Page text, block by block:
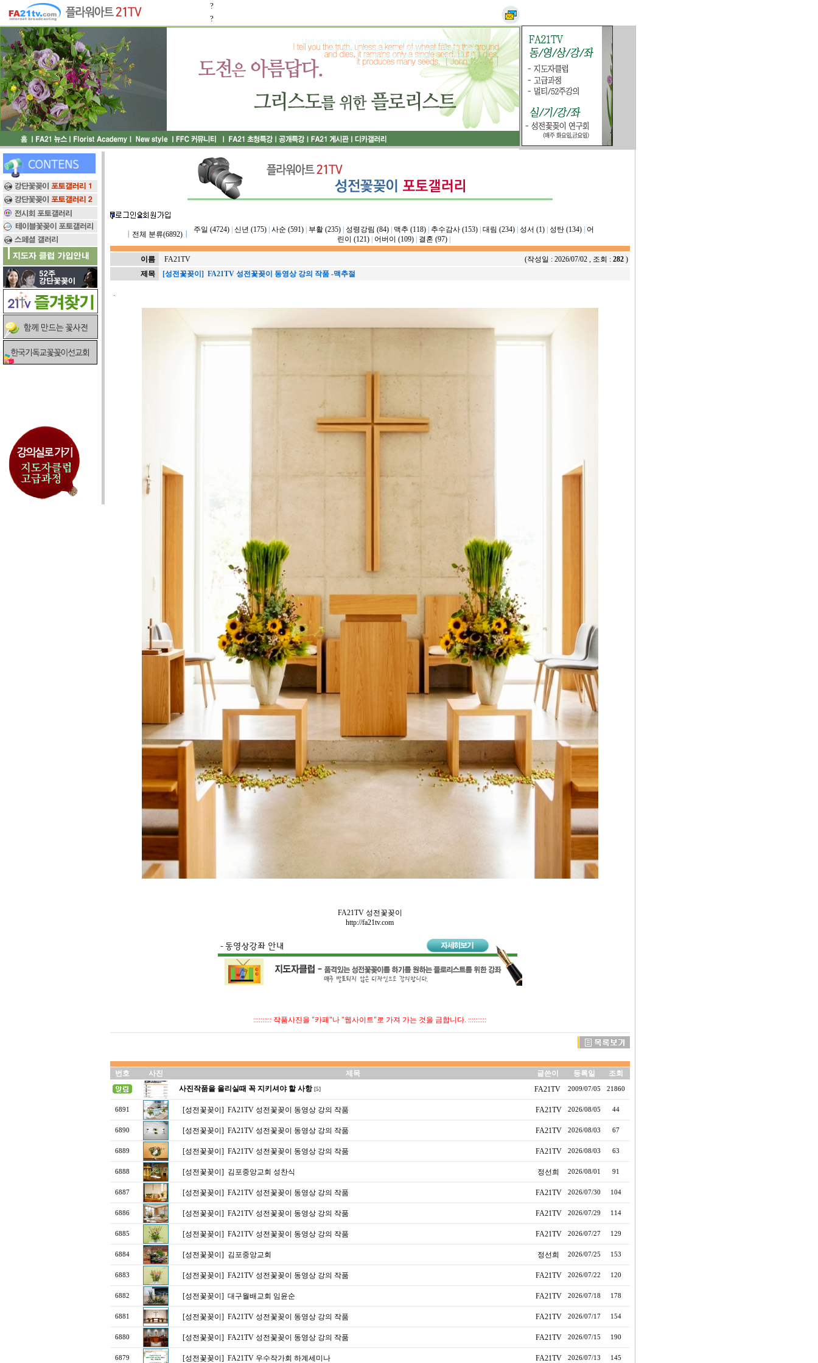
?
?
전체 분류(6892)┃
주일 (4724)| 신년 (175)| 사순 (591)| 부활 (235)| 성령강림 (84)| 맥추 (118)| 추수감사 (153)| 대림 (234)| 성서 (1)| 성탄 (134)|
어
린이 (121)| 어버이 (109)| 결혼 (97)|
이름 FA21TV (작성일 : 2026/07/02, 조회 : 282 )
제목
[성전꽃꽂이] FA21TV 성전꽃꽂이 동영상 강의 작품 -맥추절
.
FA21TV 성전꽃꽂이
http://fa21tv.com
:::::::::: 작품사진을 "카페"나 "웹사이트"로 가져 가는 것을 금합니다. ::::::::::
번호 사진 제목 글쓴이 등록일
조회
사진작품을 올리실때 꼭 지키셔야 할 사항 [5] FA21TV 2009/07/05 21860
6891 [성전꽃꽂이] FA21TV 성전꽃꽂이 동영상 강의 작품 FA21TV 2026/08/05 44
6890 [성전꽃꽂이] FA21TV 성전꽃꽂이 동영상 강의 작품 FA21TV 2026/08/03 67
6889 [성전꽃꽂이] FA21TV 성전꽃꽂이 동영상 강의 작품 FA21TV 2026/08/03 63
6888 [성전꽃꽂이] 김포중앙교회 성찬식 정선희 2026/08/01 91
6887 [성전꽃꽂이] FA21TV 성전꽃꽂이 동영상 강의 작품 FA21TV 2026/07/30 104
6886 [성전꽃꽂이] FA21TV 성전꽃꽂이 동영상 강의 작품 FA21TV 2026/07/29 114
6885 [성전꽃꽂이] FA21TV 성전꽃꽂이 동영상 강의 작품 FA21TV 2026/07/27 129
6884 [성전꽃꽂이] 김포중앙교회 정선희 2026/07/25 153
6883 [성전꽃꽂이] FA21TV 성전꽃꽂이 동영상 강의 작품 FA21TV 2026/07/22 120
6882 [성전꽃꽂이] 대구월배교회 임윤순 FA21TV 2026/07/18 178
6881 [성전꽃꽂이] FA21TV 성전꽃꽂이 동영상 강의 작품 FA21TV 2026/07/17 154
6880 [성전꽃꽂이] FA21TV 성전꽃꽂이 동영상 강의 작품 FA21TV 2026/07/15 190
6879 [성전꽃꽂이] FA21TV 우수작가회 하계세미나 FA21TV 2026/07/13 145